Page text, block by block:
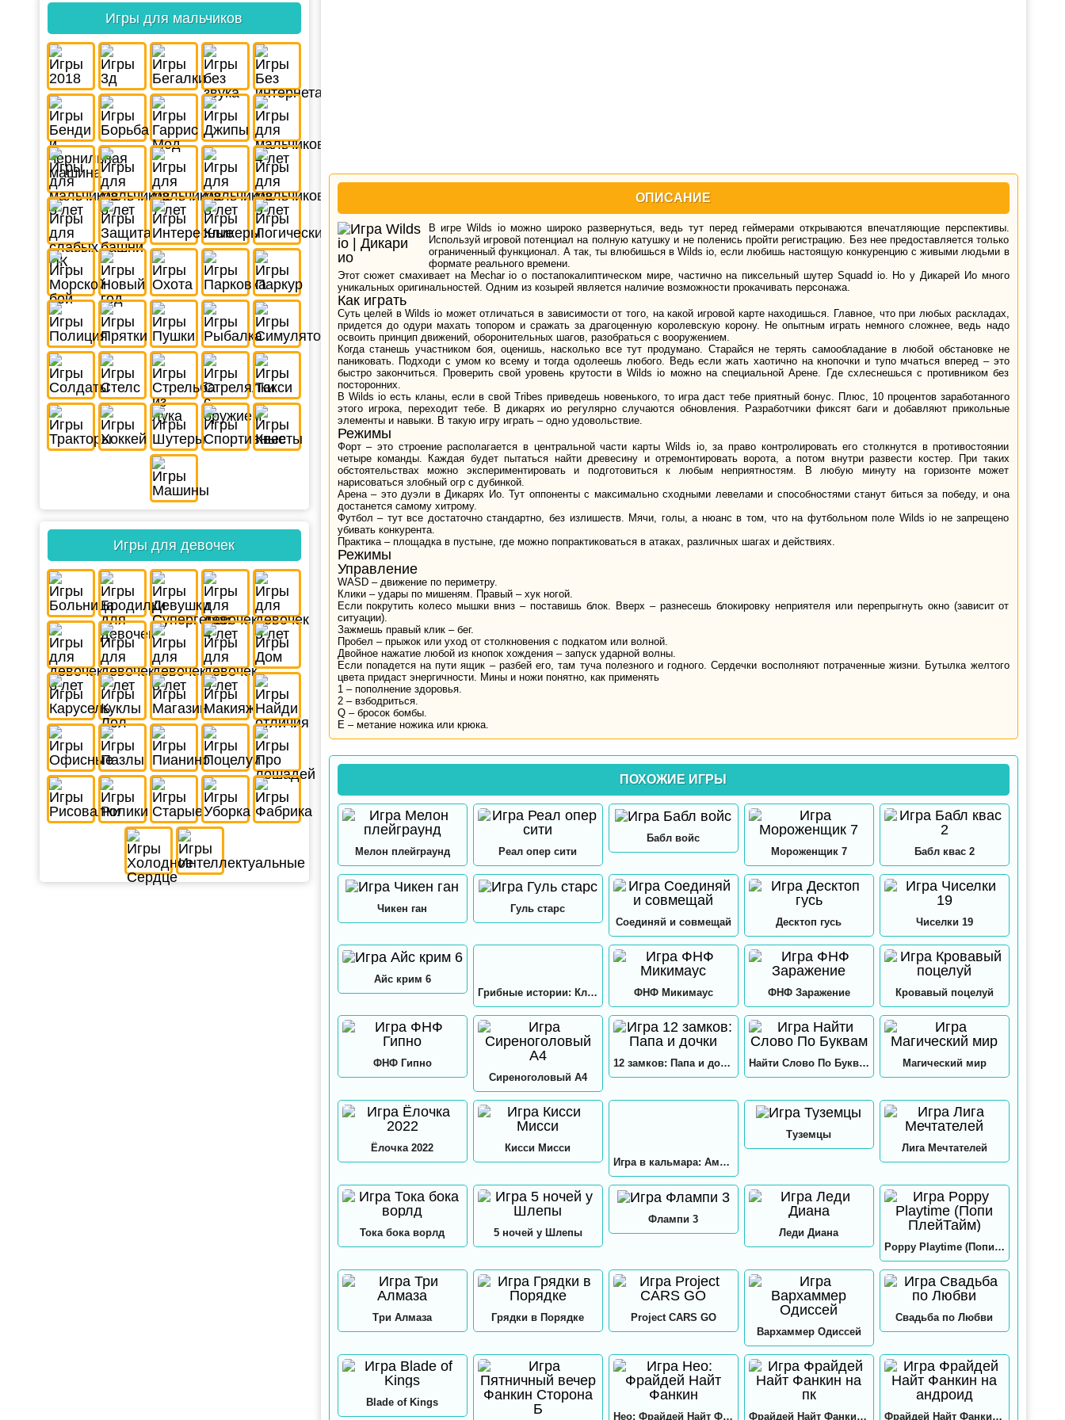
Игры для мальчиков
Игры для девочек
ОПИСАНИЕ
В игре Wilds io можно широко развернуться, ведь тут перед геймерами открываются впечатляющие перспективы.
Используй игровой потенциал на полную катушку и не поленись пройти регистрацию. Без нее предоставляется только
ограниченный функционал. А так, ты влюбишься в Wilds io, если любишь настоящую конкуренцию с живыми людьми в
формате реального времени.
Этот сюжет смахивает на Mechar io о постапокалиптическом мире, частично на пиксельный шутер Squadd io. Но у Дикарей Ио много
уникальных оригинальностей. Одним из козырей является наличие возможности прокачивать персонажа.
Как играть
Суть целей в Wilds io может отличаться в зависимости от того, на какой игровой карте находишься. Главное, что при любых раскладах,
придется до одури махать топором и сражать за драгоценную королевскую корону. Не опытным играть немного сложнее, ведь надо
освоить принцип движений, оборонительных шагов, разобраться с вооружением.
Когда станешь участником боя, оценишь, насколько все тут продумано. Старайся не терять самообладание в любой обстановке не
паниковать. Подходи с умом ко всему и тогда одолеешь любого. Ведь если жать хаотично на кнопочки и тупо мчаться вперед – это
быстро закончиться. Проверить свой уровень крутости в Wilds io можно на специальной Арене. Где схлеснешься с противником без
посторонних.
В Wilds io есть кланы, если в свой Tribes приведешь новенького, то игра даст тебе приятный бонус. Плюс, 10 процентов заработанного
этого игрока, переходит тебе. В дикарях ио регулярно случаются обновления. Разработчики фиксят баги и добавляют прикольные
элементы и навыки. В такую игру играть – одно удовольствие.
Режимы
Форт – это строение располагается в центральной части карты Wilds io, за право контролировать его столкнутся в противостоянии
четыре команды. Каждая будет пытаться найти древесину и отремонтировать ворота, а потом внутри развести костер. При таких
обстоятельствах можно экспериментировать и подготовиться к любым неприятностям. В любую минуту на горизонте может
нарисоваться злобный огр с дубинкой.
Арена – это дуэли в Дикарях Ио. Тут оппоненты с максимально сходными левелами и способностями станут биться за победу, и она
достанется самому хитрому.
Футбол – тут все достаточно стандартно, без излишеств. Мячи, голы, а нюанс в том, что на футбольном поле Wilds io не запрещено
убивать конкурента.
Практика – площадка в пустыне, где можно попрактиковаться в атаках, различных шагах и действиях.
Режимы
Управление
WASD – движение по периметру.
Клики – удары по мишеням. Правый – хук ногой.
Если покрутить колесо мышки вниз – поставишь блок. Вверх – разнесешь блокировку неприятеля или перепрыгнуть окно (зависит от
ситуации).
Зажмешь правый клик – бег.
Пробел – прыжок или уход от столкновения с подкатом или волной.
Двойное нажатие любой из кнопок хождения – запуск ударной волны.
Если попадется на пути ящик – разбей его, там туча полезного и годного. Сердечки восполняют потраченные жизни. Бутылка желтого
цвета придаст энергичности. Мины и ножи понятно, как применять
1 – пополнение здоровья.
2 – взбодриться.
Q – бросок бомбы.
E – метание ножика или крюка.
ПОХОЖИЕ ИГРЫ
Мелон плейграунд Реал опер сити
Бабл войс
Мороженщик 7
Бабл квас 2
Чикен ган
Гуль старс
Соединяй и совмещай
Десктоп гусь Чиселки 19
Айс крим 6
Грибные истории: Кликер
ФНФ Микимаус ФНФ Заражение Кровавый поцелуй
ФНФ Гипно
Сиреноголовый А4
12 замков: Папа и дочки Найти Слово По Буквам Магический мир
Ёлочка 2022
Кисси Мисси
Игра в кальмара: Амонг ас
Туземцы
Лига Мечтателей
Тока бока ворлд 5 ночей у Шлепы
Флампи 3
Леди Диана
Poppy Playtime (Попи ПлейТайм)
Три Алмаза Грядки в Порядке
Project CARS GO
Вархаммер Одиссей
Свадьба по Любви
Blade of Kings
Нео: Фрайдей Найт Фанкин
Фрайдей Найт Фанкин на пк Фрайдей Найт Фанкин на андроид